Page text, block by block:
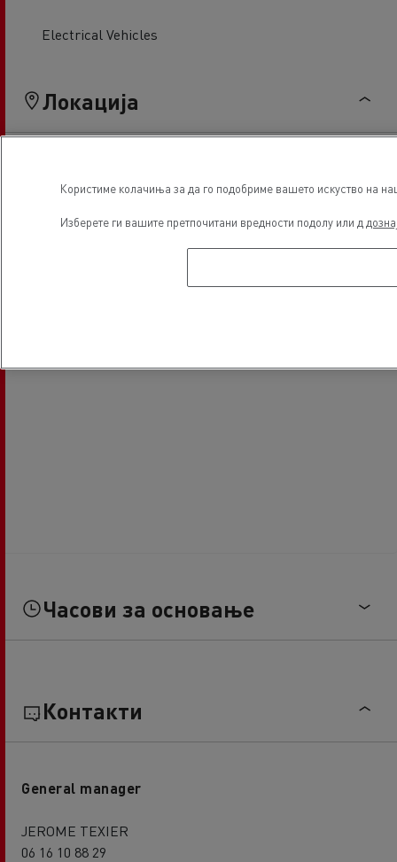
Electrical Vehicles
Локација
Часови за основање
Контакти
General manager
JEROME TEXIER
06 16 10 88 29
Користиме колачиња за да го подобриме вашето искуство на
Изберете ги вашите претпочитани вредности подолу или д